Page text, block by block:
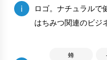
i
ロゴ。ナチュラルで
はちみつ関連のビジ
蜂